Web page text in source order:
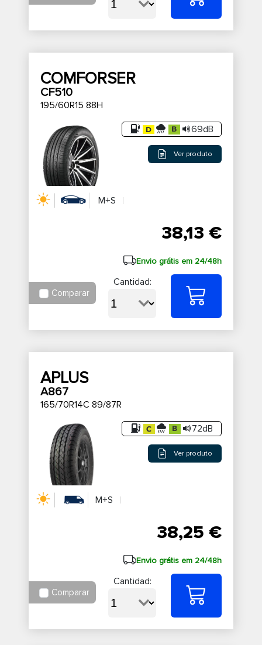
COMFORSER
CF510
195/60R15 88H
69dB
Ver produto
M+S
38,13 €
Envio grátis em 24/48h
Comparar
Cantidad:
APLUS
A867
165/70R14C 89/87R
72dB
Ver produto
M+S
38,25 €
Envio grátis em 24/48h
Comparar
Cantidad: